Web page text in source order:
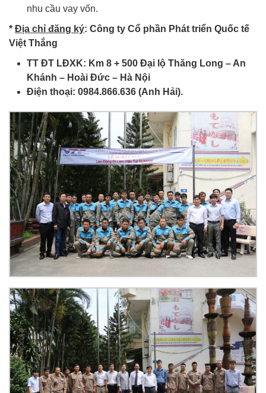
nhu cầu vay vốn.
* Địa chỉ đăng ký: Công ty Cổ phần Phát triển Quốc tế
Việt Thắng
TT ĐT LĐXK: Km 8 + 500 Đại lộ Thăng Long – An
Khánh – Hoài Đức – Hà Nội
Điện thoại: 0984.866.636 (Anh Hải).